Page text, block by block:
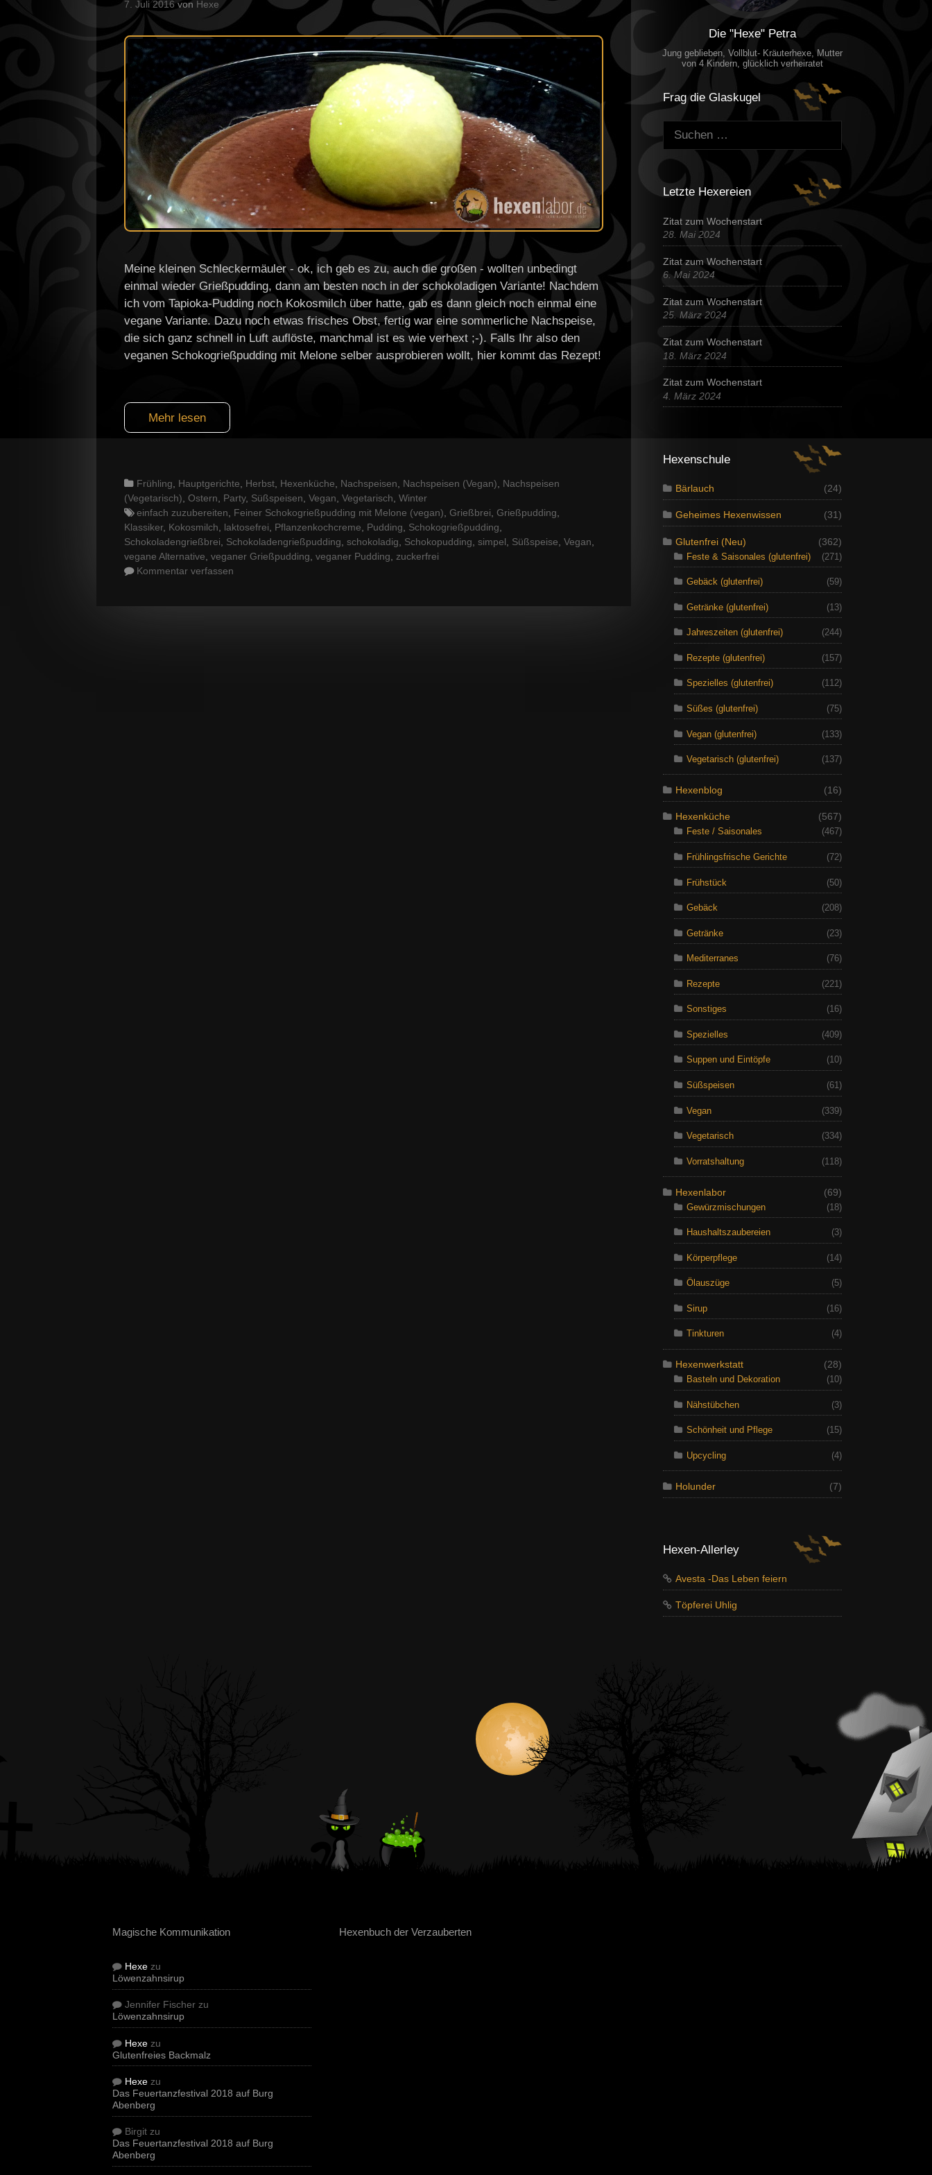
7. Juli 2016 von Hexe
Meine kleinen Schleckermäuler - ok, ich geb es zu, auch die großen - wollten unbedingt
einmal wieder Grießpudding, dann am besten noch in der schokoladigen Variante! Nachdem
ich vom Tapioka-Pudding noch Kokosmilch über hatte, gab es dann gleich noch einmal eine
vegane Variante. Dazu noch etwas frisches Obst, fertig war eine sommerliche Nachspeise,
die sich ganz schnell in Luft auflöste, manchmal ist es wie verhext ;-). Falls Ihr also den
veganen Schokogrießpudding mit Melone selber ausprobieren wollt, hier kommt das Rezept!
Mehr lesen
Categories
Frühling Hauptgerichte Herbst Hexenküche Nachspeisen Nachspeisen (Vegan)
Nachspeisen
(Vegetarisch) Ostern Party, Süßspeisen Vegan Vegetarisch Winter
Tags
einfach zuzubereiten Feiner Schokogrießpudding mit Melone (vegan) Grießbrei Grießpudding
Klassiker, Kokosmilch laktosefrei Pflanzenkochcreme Pudding Schokogrießpudding
Schokoladengrießbrei
Schokoladengrießpudding schokoladig Schokopudding simpel Süßspeise Vegan
vegane Alternative veganer Grießpudding veganer Pudding
zuckerfrei
Kommentar verfassen
Die "Hexe" Petra
Jung geblieben, Vollblut- Kräuterhexe, Mutter
von 4 Kindern, glücklich verheiratet
Frag die Glaskugel
Suchen:
Letzte Hexereien
Zitat zum Wochenstart
28. Mai 2024
Zitat zum Wochenstart
6. Mai 2024
Zitat zum Wochenstart
25. März 2024
Zitat zum Wochenstart
18. März 2024
Zitat zum Wochenstart
4. März 2024
Hexenschule
Bärlauch (24)
Geheimes Hexenwissen (31)
Glutenfrei (Neu)
(362)
Feste & Saisonales (glutenfrei)
(271)
Gebäck (glutenfrei) (59)
Getränke (glutenfrei) (13)
Jahreszeiten (glutenfrei) (244)
Rezepte (glutenfrei) (157)
Spezielles (glutenfrei) (112)
Süßes (glutenfrei) (75)
Vegan (glutenfrei) (133)
Vegetarisch (glutenfrei) (137)
Hexenblog (16)
Hexenküche
(567)
Feste / Saisonales
(467)
Frühlingsfrische Gerichte (72)
Frühstück (50)
Gebäck (208)
Getränke (23)
Mediterranes (76)
Rezepte (221)
Sonstiges (16)
Spezielles (409)
Suppen und Eintöpfe (10)
Süßspeisen (61)
Vegan (339)
Vegetarisch (334)
Vorratshaltung (118)
Hexenlabor
(69)
Gewürzmischungen
(18)
Haushaltszaubereien (3)
Körperpflege (14)
Ölauszüge (5)
Sirup (16)
Tinkturen (4)
Hexenwerkstatt
(28)
Basteln und Dekoration
(10)
Nähstübchen (3)
Schönheit und Pflege (15)
Upcycling (4)
Holunder (7)
Hexen-Allerley
Avesta -Das Leben feiern
Töpferei Uhlig
Magische Kommunikation
Hexe zu
Löwenzahnsirup
Jennifer Fischer zu
Löwenzahnsirup
Hexe zu
Glutenfreies Backmalz
Hexe zu
Das Feuertanzfestival 2018 auf Burg
Abenberg
Birgit zu
Das Feuertanzfestival 2018 auf Burg
Abenberg
Hexenbuch der Verzauberten